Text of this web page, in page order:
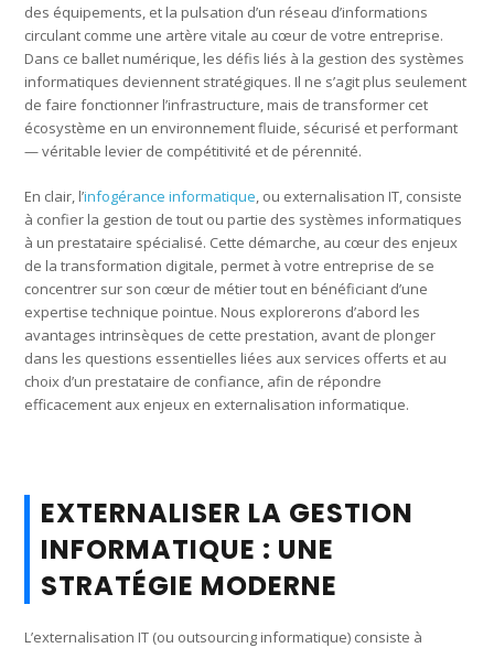
des équipements, et la pulsation d’un réseau d’informations
circulant comme une artère vitale au cœur de votre entreprise.
Dans ce ballet numérique, les défis liés à la gestion des systèmes
informatiques deviennent stratégiques. Il ne s’agit plus seulement
de faire fonctionner l’infrastructure, mais de transformer cet
écosystème en un environnement fluide, sécurisé et performant
— véritable levier de compétitivité et de pérennité.
En clair, l’infogérance informatique, ou externalisation IT, consiste
à confier la gestion de tout ou partie des systèmes informatiques
à un prestataire spécialisé. Cette démarche, au cœur des enjeux
de la transformation digitale, permet à votre entreprise de se
concentrer sur son cœur de métier tout en bénéficiant d’une
expertise technique pointue. Nous explorerons d’abord les
avantages intrinsèques de cette prestation, avant de plonger
dans les questions essentielles liées aux services offerts et au
choix d’un prestataire de confiance, afin de répondre
efficacement aux enjeux en externalisation informatique.
EXTERNALISER LA GESTION
INFORMATIQUE : UNE
STRATÉGIE MODERNE
L’externalisation IT (ou outsourcing informatique) consiste à